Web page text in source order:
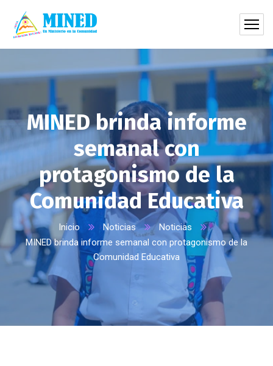
MINED brinda informe
semanal con
protagonismo de la
Comunidad Educativa
Inicio Noticias
Noticias
MINED brinda informe semanal con protagonismo de la
Comunidad Educativa